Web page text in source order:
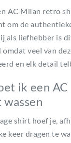
AC Milan retro
om de
als liefhebber is
omdat veel van
en elk detail
ik een
shirt hoef je,
keer dragen te